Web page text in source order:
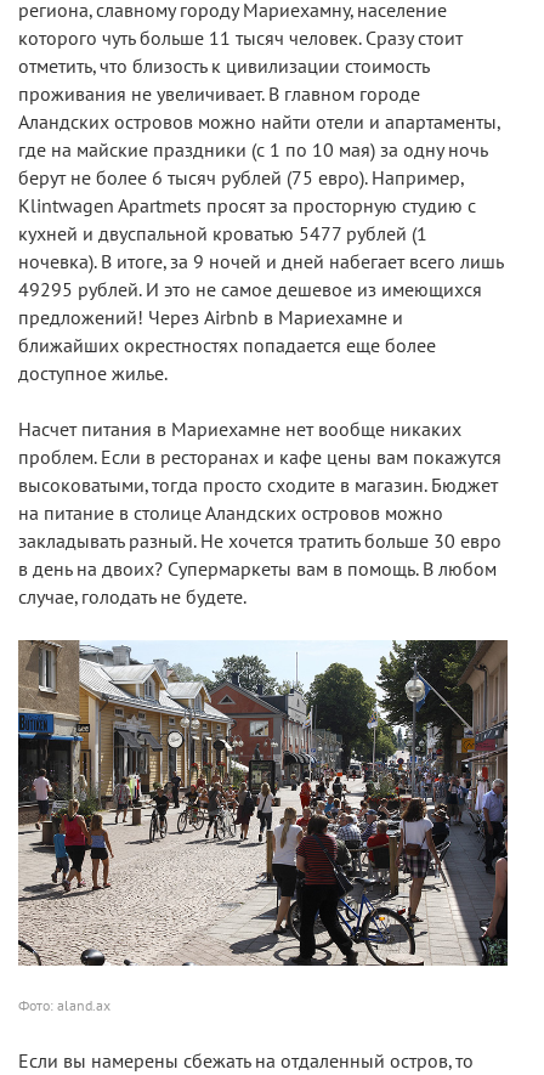
региона, славному городу Мариехамну, население
которого чуть больше 11 тысяч человек. Сразу стоит
отметить, что близость к цивилизации стоимость
проживания не увеличивает. В главном городе
Аландских островов можно найти отели и апартаменты,
где на майские праздники (с 1 по 10 мая) за одну ночь
берут не более 6 тысяч рублей (75 евро). Например,
Klintwagen Apartmets просят за просторную студию с
кухней и двуспальной кроватью 5477 рублей (1
ночевка). В итоге, за 9 ночей и дней набегает всего лишь
49295 рублей. И это не самое дешевое из имеющихся
предложений! Через Airbnb в Мариехамне и
ближайших окрестностях попадается еще более
доступное жилье.
Насчет питания в Мариехамне нет вообще никаких
проблем. Если в ресторанах и кафе цены вам покажутся
высоковатыми, тогда просто сходите в магазин. Бюджет
на питание в столице Аландских островов можно
закладывать разный. Не хочется тратить больше 30 евро
в день на двоих? Супермаркеты вам в помощь. В любом
случае, голодать не будете.
Фото: aland.ax
Если вы намерены сбежать на отдаленный остров, то